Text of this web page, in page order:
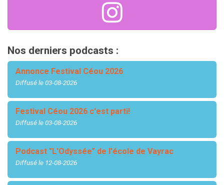
Nos derniers podcasts :
Annonce Festival Céou 2026
Diffusé le 03-08-2026
Festival Céou 2026 c'est parti!
Diffusé le 03-08-2026
Podcast "L'Odyssée" de l'école de Vayrac
Diffusé le 12-08-2026